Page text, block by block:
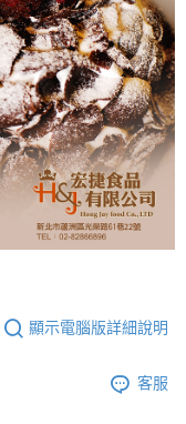
顯示電腦版詳細說明
客服